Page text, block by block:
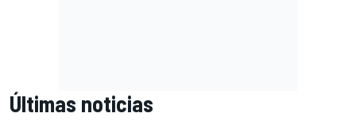
Últimas noticias